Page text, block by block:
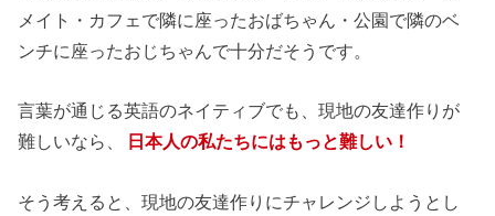
メイト・カフェで隣に座ったおばちゃん・公園で隣のベ
ンチに座ったおじちゃんで十分だそうです。
言葉が通じる英語のネイティブでも、現地の友達作りが
難しいなら、
日本人の私たちにはもっと難しい！
そう考えると、現地の友達作りにチャレンジしようとし